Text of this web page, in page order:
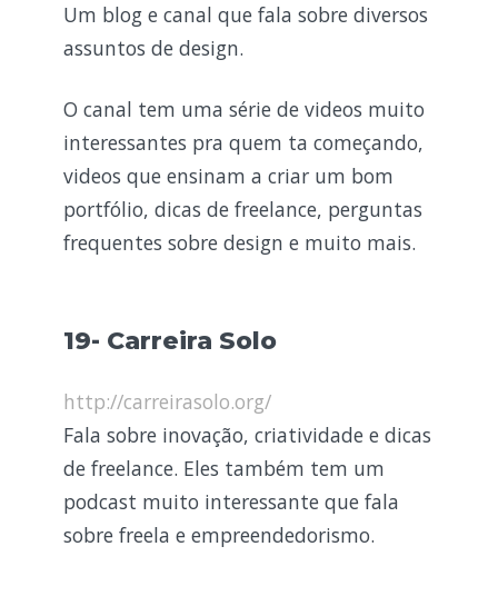
Um blog e canal que fala sobre diversos
assuntos de design.
O canal tem uma série de videos muito
interessantes pra quem ta começando,
videos que ensinam a criar um bom
portfólio, dicas de freelance, perguntas
frequentes sobre design e muito mais.
19- Carreira Solo
http://carreirasolo.org/
Fala sobre inovação, criatividade e dicas
de freelance. Eles também tem um
podcast muito interessante que fala
sobre freela e empreendedorismo.